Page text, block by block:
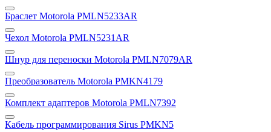
Браслет Motorola PMLN5233AR
Чехол Motorola PMLN5231AR
Шнур для переноски Motorola PMLN7079AR
Преобразователь Motorola PMKN4179
Комплект адаптеров Motorola PMLN7392
Кабель программирования Sirus PMKN5